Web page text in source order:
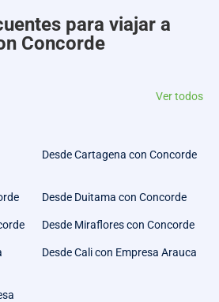
para viajar a
Concorde
Ver todos
Desde Cartagena con Concorde
Desde Duitama con Concorde
Desde Miraflores con Concorde
Desde Cali con Empresa Arauca